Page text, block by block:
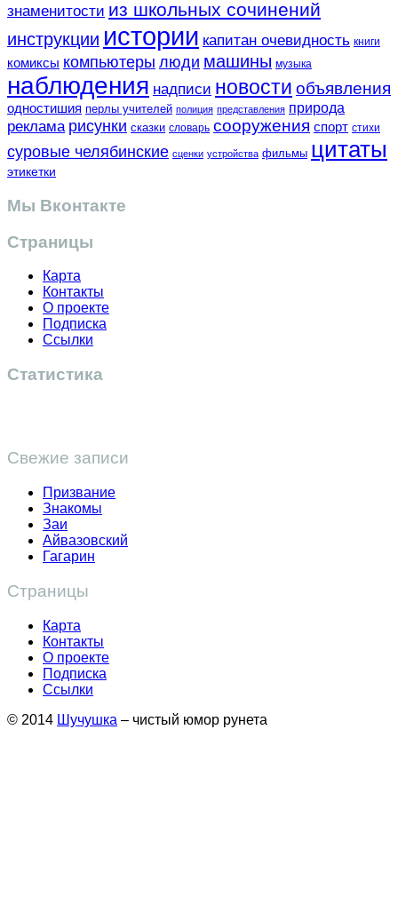
знаменитости из школьных сочинений
инструкции истории капитан очевидность книги
комиксы компьютеры люди машины музыка
наблюдения надписи новости объявления
одностишия перлы учителей полиция представления природа
реклама рисунки сказки словарь сооружения спорт стихи
суровые челябинские сценки устройства фильмы цитаты
этикетки
Мы Вконтакте
Страницы
Карта
Контакты
О проекте
Подписка
Ссылки
Статистика
Свежие записи
Призвание
Знакомы
Заи
Айвазовский
Гагарин
Страницы
Карта
Контакты
О проекте
Подписка
Ссылки
© 2014 Шучушка – чистый юмор рунета